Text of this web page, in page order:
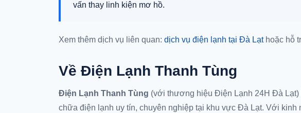
vấn thay linh kiện mơ hồ.
Xem thêm dịch vụ liên quan: dịch vụ điện lạnh tại Đà Lạthoặc hỗ
Về Điện Lạnh Thanh Tùng
Điện Lạnh Thanh Tùng (với thương hiệu Điện Lạnh 24H Đà
chữa điện lạnh uy tín, chuyên nghiệp tại khu vực Đà Lạt. Với